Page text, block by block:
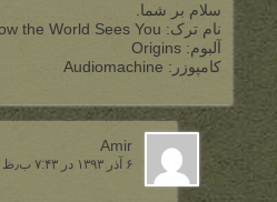
سلام بر شما.
نام ترک: How the World Sees You
آلبوم: Origins
کامپوزر: Audiomachine
Amir
۶ آذر ۱۳۹۳ در ۷:۴۳ ب٫ظ